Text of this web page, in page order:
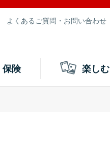
よくあるご質問・お問い合わせ
保険 楽しむ